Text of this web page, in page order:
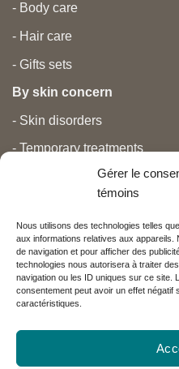
Gérer le
témoins
Nous utilisons des technologies telles
aux informations relatives aux appareils.
de navigation et pour afficher des
technologies nous autorisera à traiter
navigation ou les ID uniques sur ce site.
consentement peut avoir un effet négatif
caractéristiques.
- Body care
- Hair care
- Gifts sets
By skin concern
- Skin disorders
- Temporary treatments
- Pregnancy and newborns
- Anti aging and beauty
Nos partenaires